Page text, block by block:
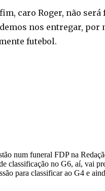
caro Roger, não
nos entregar, por
futebol.